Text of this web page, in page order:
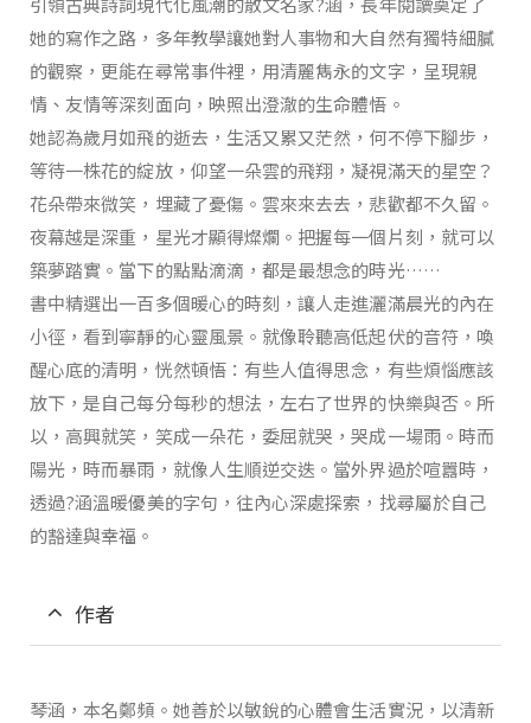
她的寫作之路，多年教學讓她對人事物和大自然有獨特細膩
的觀察，更能在尋常事件裡，用清麗雋永的文字，呈現親
情、友情等深刻面向，映照出澄澈的生命體悟。
她認為歲月如飛的逝去，生活又累又茫然，何不停下腳步，
等待一株花的綻放，仰望一朵雲的飛翔，凝視滿天的星空？
花朵帶來微笑，埋藏了憂傷。雲來來去去，悲歡都不久留。
夜幕越是深重，星光才顯得燦爛。把握每一個片刻，就可以
築夢踏實。當下的點點滴滴，都是最想念的時光……
書中精選出一百多個暖心的時刻，讓人走進灑滿晨光的內在
小徑，看到寧靜的心靈風景。就像聆聽高低起伏的音符，喚
醒心底的清明，恍然頓悟：有些人值得思念，有些煩惱應該
放下，是自己每分每秒的想法，左右了世界的快樂與否。所
以，高興就笑，笑成一朵花，委屈就哭，哭成一場雨。時而
陽光，時而暴雨，就像人生順逆交迭。當外界過於喧囂時，
透過?涵溫暖優美的字句，往內心深處探索，找尋屬於自己
的豁達與幸福。
作者
琴涵，本名鄭頻。她善於以敏銳的心體會生活實況，以清新